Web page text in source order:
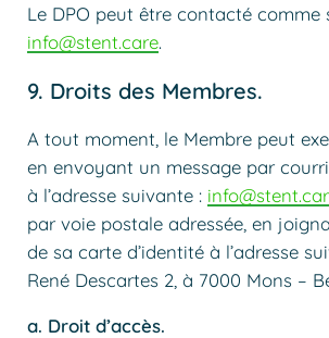
Le DPO peut être contacté comme
info@stent.care.
9. Droits des Membres.
A tout moment, le Membre peut
en envoyant un message par
à l’adresse suivante :
par voie postale adressée, en
de sa carte d’identité à l’adresse
René Descartes 2, à 7000 Mons –
a. Droit d’accès.